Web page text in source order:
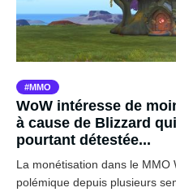
MMO
WoW intéresse de
à cause de Blizzard
pourtant détestée...
La monétisation dans le MMO
polémique depuis plusieurs